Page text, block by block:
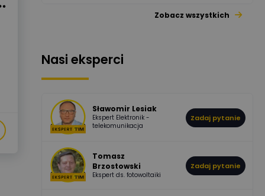
Pawel02 955 374
boss 532 714
Zobacz wszystkich
Nasi eksperci
Sławomir Lesiak
Ekspert Elektronik -
telekomunikacja
Zadaj pytanie
Tomasz
Brzostowski
Ekspert ds. fotowoltaiki
Zadaj pytanie